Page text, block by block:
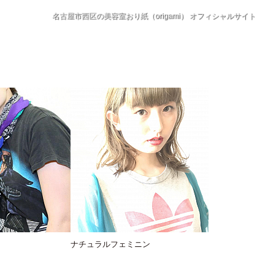
名古屋市西区の美容室おり紙（origami） オフィシャルサイト
ナチュラルフェミニン